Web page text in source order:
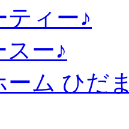
ィー♪
ー♪
ーム ひだ